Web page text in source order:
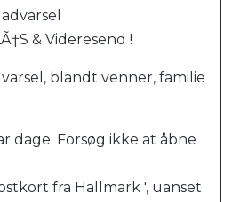
& Videresend !
blandt venner, familie
dage. Forsøg ikke at åbne
fra Hallmark ', uanset